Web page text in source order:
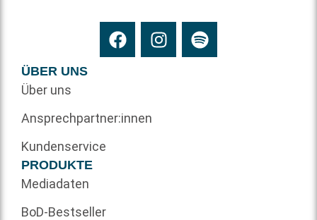
ÜBER UNS
Über uns
Ansprechpartner:innen
Kundenservice
PRODUKTE
Mediadaten
BoD-Bestseller